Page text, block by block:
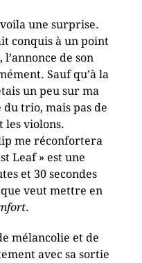
une surprise.
conquis à un point
de son
Sauf qu’à la
un peu sur ma
trio, mais pas de
les violons.
me réconfortera
Leaf » est une
et 30 secondes
veut mettre en
.
mélancolie et de
avec sa sortie